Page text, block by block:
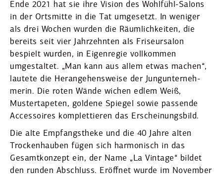
Ende 2021 hat sie ihre Vision des Wohlfühl-Salons
in der Ortsmitte in die Tat umgesetzt. In weniger
als drei Wochen wurden die Räumlich­keiten, die
bereits seit vier Jahrzehnten als Friseur­salon
bespielt wurden, in Eigen­regie vollkommen
umgestaltet. „Man kann aus allem etwas machen“,
lautete die Heran­ge­hens­weise der Jungun­ter­neh­
merin. Die roten Wände wichen edlem Weiß,
Muster­ta­peten, goldene Spiegel sowie passende
Acces­soires komplet­tieren das Erschei­nungsbild.
Die alte Empfangs­theke und die 40 Jahre alten
Trocken­hauben fügen sich harmo­nisch in das
Gesamt­konzept ein, der Name „La Vintage“ bildet
den runden Abschluss. Eröffnet wurde im November